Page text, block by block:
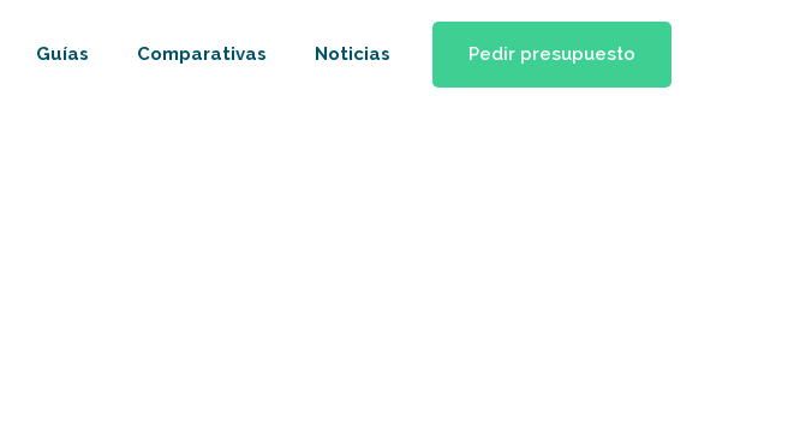
Guías Comparativas Noticias Pedir presupuesto